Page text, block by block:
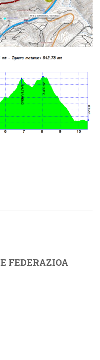
FEDERAZIOA